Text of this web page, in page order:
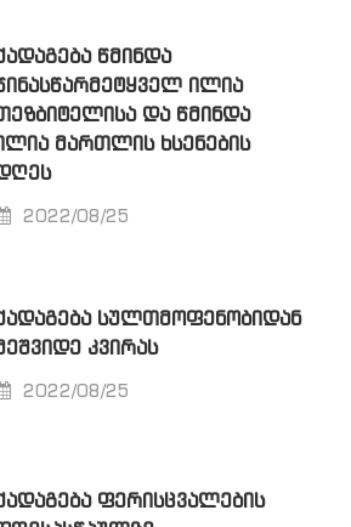
ᲬᲛᲘᲜᲓᲐ
ᲘᲚᲘᲐ
ᲓᲐ ᲬᲛᲘᲜᲓᲐ
ᲛᲐᲠᲗᲚᲘᲡ ᲮᲡᲔᲜᲔᲑᲘᲡ
2022/08/25
ᲡᲣᲚᲗᲛᲝᲤᲔᲜᲝᲑᲘᲓᲐᲜ
ᲙᲕᲘᲠᲐᲡ
2022/08/25
ᲤᲔᲠᲘᲡᲪᲕᲐᲚᲔᲑᲘᲡ